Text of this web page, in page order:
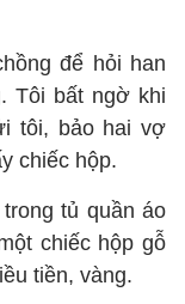
để hỏi han
Tôi bất ngờ khi
tôi, bảo hai vợ
chiếc hộp.
tủ quần áo
chiếc hộp gỗ
tiền, vàng.